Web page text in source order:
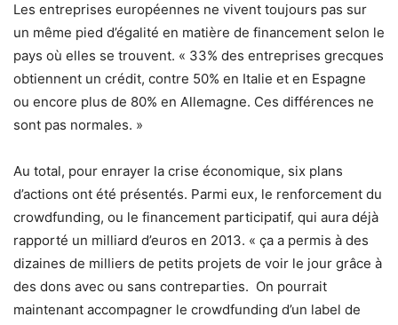
Les entreprises européennes ne vivent toujours pas sur
un même pied d’égalité en matière de financement selon le
pays où elles se trouvent. « 33% des entreprises grecques
obtiennent un crédit, contre 50% en Italie et en Espagne
ou encore plus de 80% en Allemagne. Ces différences ne
sont pas normales. »
Au total, pour enrayer la crise économique, six plans
d’actions ont été présentés. Parmi eux, le renforcement du
crowdfunding, ou le financement participatif, qui aura déjà
rapporté un milliard d’euros en 2013. « ça a permis à des
dizaines de milliers de petits projets de voir le jour grâce à
des dons avec ou sans contreparties. On pourrait
maintenant accompagner le crowdfunding d’un label de